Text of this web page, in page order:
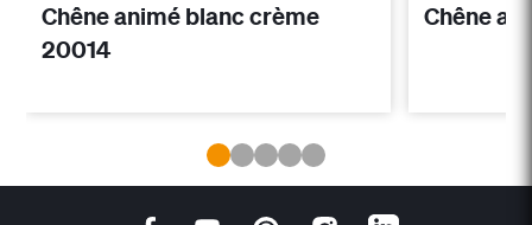
Chêne animé blanc crème
20014
Chêne